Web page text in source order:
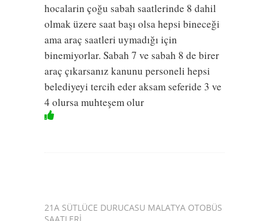
hocalarin çoğu sabah saatlerinde 8 dahil
olmak üzere saat başı olsa hepsi bineceği
ama araç saatleri uymadığı için
binemiyorlar. Sabah 7 ve sabah 8 de birer
araç çıkarsanız kanunu personeli hepsi
belediyeyi tercih eder aksam seferide 3 ve
4 olursa muhteşem olur
21A SÜTLÜCE DURUCASU MALATYA OTOBÜS